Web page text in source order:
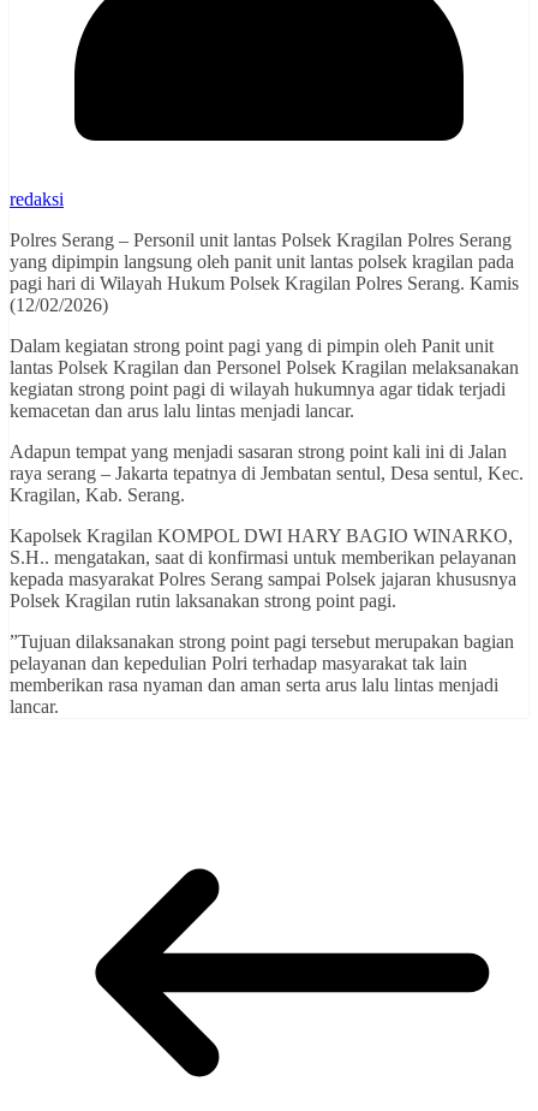
redaksi
Polres Serang – Personil unit lantas Polsek Kragilan Polres Serang
yang dipimpin langsung oleh panit unit lantas polsek kragilan pada
pagi hari di Wilayah Hukum Polsek Kragilan Polres Serang. Kamis
(12/02/2026)
Dalam kegiatan strong point pagi yang di pimpin oleh Panit unit
lantas Polsek Kragilan dan Personel Polsek Kragilan melaksanakan
kegiatan strong point pagi di wilayah hukumnya agar tidak terjadi
kemacetan dan arus lalu lintas menjadi lancar.
Adapun tempat yang menjadi sasaran strong point kali ini di Jalan
raya serang – Jakarta tepatnya di Jembatan sentul, Desa sentul, Kec.
Kragilan, Kab. Serang.
Kapolsek Kragilan KOMPOL DWI HARY BAGIO WINARKO,
S.H.. mengatakan, saat di konfirmasi untuk memberikan pelayanan
kepada masyarakat Polres Serang sampai Polsek jajaran khususnya
Polsek Kragilan rutin laksanakan strong point pagi.
”Tujuan dilaksanakan strong point pagi tersebut merupakan bagian
pelayanan dan kepedulian Polri terhadap masyarakat tak lain
memberikan rasa nyaman dan aman serta arus lalu lintas menjadi
lancar.